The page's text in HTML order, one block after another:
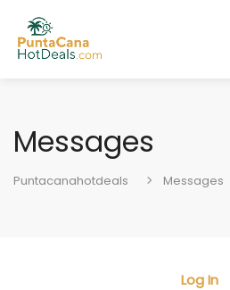
Messages
Puntacanahotdeals Messages
Log In